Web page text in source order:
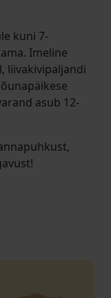
kuni 7-
Imeline
liivakivipaljandi
asub 12-